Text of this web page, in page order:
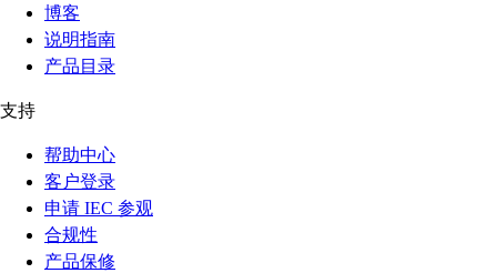
博客
说明指南
产品目录
支持
帮助中心
客户登录
申请 IEC 参观
合规性
产品保修